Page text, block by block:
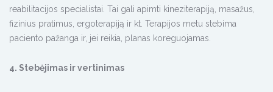
reabilitacijos specialistai. Tai gali apimti kineziterapiją, masažus,
fizinius pratimus, ergoterapiją ir kt. Terapijos metu stebima
paciento pažanga ir, jei reikia, planas koreguojamas.
4. Stebėjimas ir vertinimas